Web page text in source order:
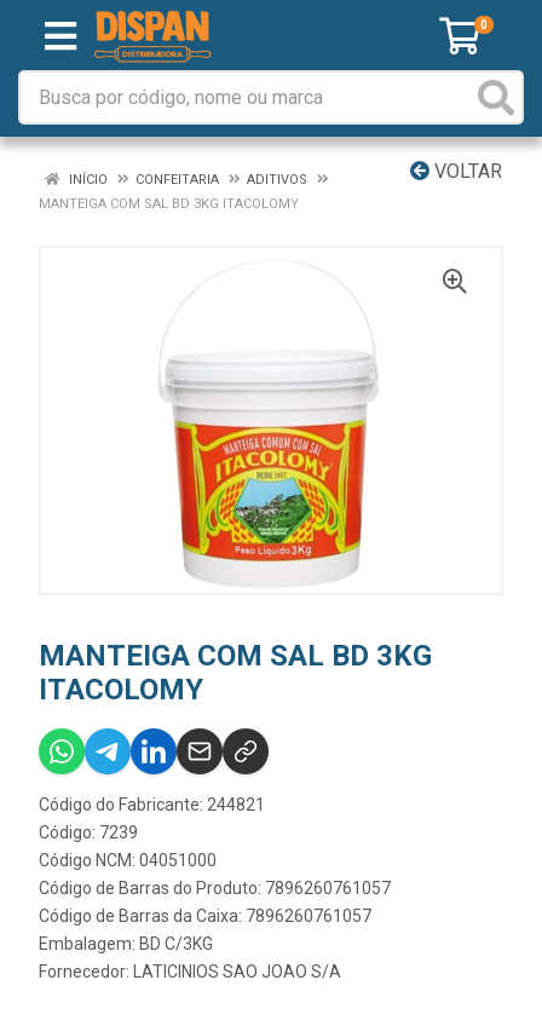
0
VOLTAR
INÍCIO CONFEITARIA
ADITIVOS
MANTEIGA COM SAL BD 3KG ITACOLOMY
MANTEIGA COM SAL BD 3KG
ITACOLOMY
Código do Fabricante: 244821
Código: 7239
Código NCM: 04051000
Código de Barras do Produto: 7896260761057
Código de Barras da Caixa: 7896260761057
Embalagem: BD C/3KG
Fornecedor:
LATICINIOS SAO JOAO S/A